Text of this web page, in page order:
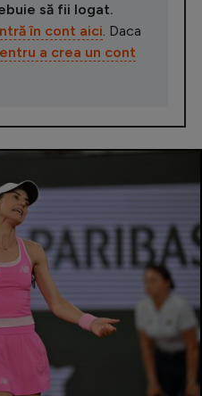
să fii logat.
în cont aici. Daca
a crea un cont